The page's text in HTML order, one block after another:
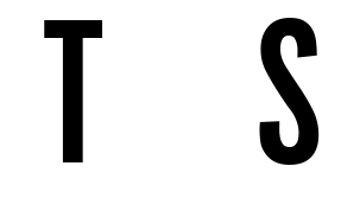
T S